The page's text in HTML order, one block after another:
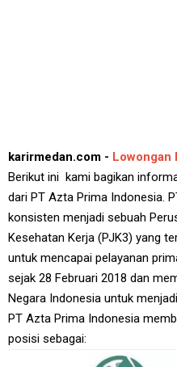
karirmedan.com - Lowongan
Berikut ini kami bagikan
dari PT Azta Prima Indonesia.
konsisten menjadi sebuah
Kesehatan Kerja (PJK3) yang
untuk mencapai pelayanan
sejak 28 Februari 2018 dan
Negara Indonesia untuk
PT Azta Prima Indonesia
posisi sebagai: